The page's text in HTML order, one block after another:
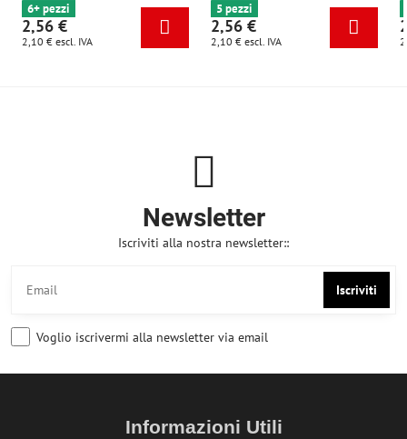
6+ pezzi
2,56 €
2,10 € escl. IVA
5 pezzi
2,56 €
2,10 € escl. IVA
Newsletter
Iscriviti alla nostra newsletter::
Iscriviti
Voglio iscrivermi alla newsletter via email
Informazioni Utili